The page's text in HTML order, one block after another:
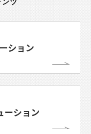
ツ
ション
ーション